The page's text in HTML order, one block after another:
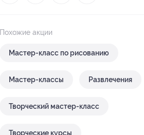
Похожие акции
Мастер-класс по рисованию
Мастер-классы Развлечения
Творческий мастер-класс
Творческие курсы